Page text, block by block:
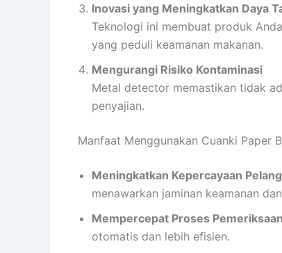
Inovasi yang Meningkatkan Daya
Teknologi ini membuat produk
yang peduli keamanan makanan.
Mengurangi Risiko Kontaminasi
Metal detector memastikan tidak
penyajian.
Manfaat Menggunakan Cuanki Paper
Meningkatkan Kepercayaan
menawarkan jaminan keamanan
Mempercepat Proses Pemeriksaan
otomatis dan lebih efisien.